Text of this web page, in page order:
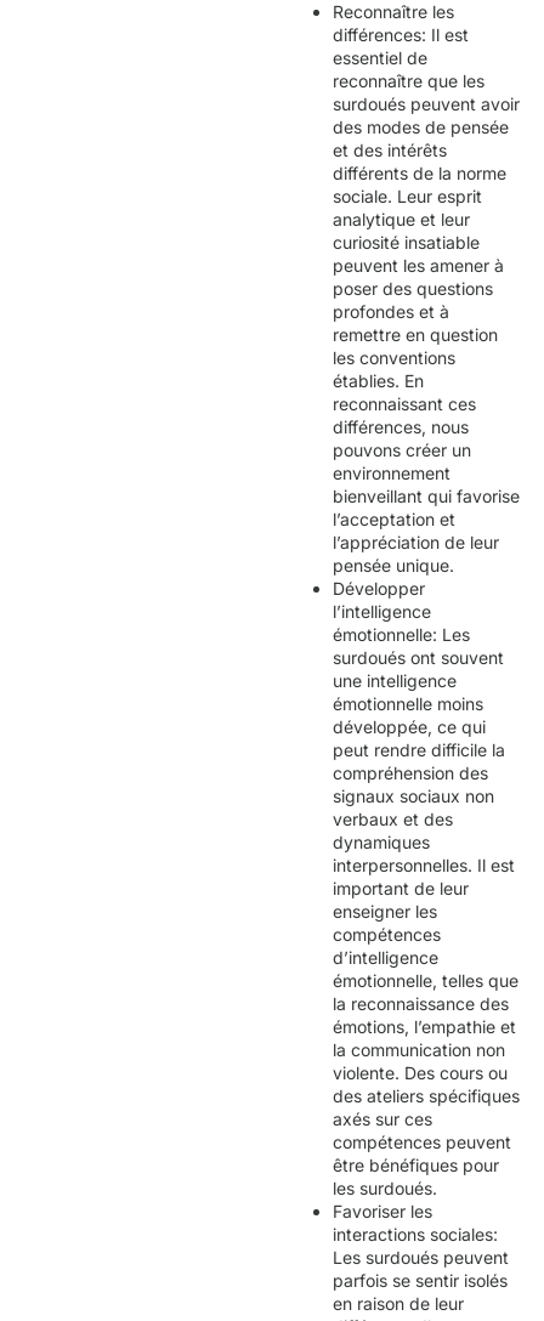
Reconnaître les
différences: Il est
essentiel de
reconnaître que les
surdoués peuvent avoir
des modes de pensée
et des intérêts
différents de la norme
sociale. Leur esprit
analytique et leur
curiosité insatiable
peuvent les amener à
poser des questions
profondes et à
remettre en question
les conventions
établies. En
reconnaissant ces
différences, nous
pouvons créer un
environnement
bienveillant qui favorise
l’acceptation et
l’appréciation de leur
pensée unique.
Développer
l’intelligence
émotionnelle: Les
surdoués ont souvent
une intelligence
émotionnelle moins
développée, ce qui
peut rendre difficile la
compréhension des
signaux sociaux non
verbaux et des
dynamiques
interpersonnelles. Il est
important de leur
enseigner les
compétences
d’intelligence
émotionnelle, telles que
la reconnaissance des
émotions, l’empathie et
la communication non
violente. Des cours ou
des ateliers spécifiques
axés sur ces
compétences peuvent
être bénéfiques pour
les surdoués.
Favoriser les
interactions sociales:
Les surdoués peuvent
parfois se sentir isolés
en raison de leur